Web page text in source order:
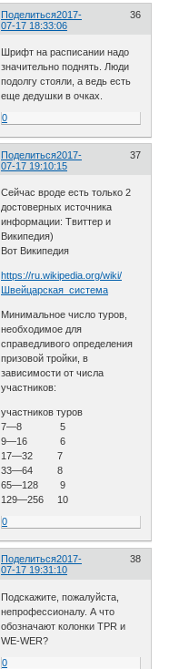
Поделиться 36
2017-
07-17 18:33:06
Шрифт на расписании надо
значительно поднять. Люди
подолгу стояли, а ведь есть
еще дедушки в очках.
0
Поделиться 37
2017-
07-17 19:10:15
Сейчас вроде есть только 2
достоверных источника
информации: Твиттер и
Википедия)
Вот Википедия
https://ru.wikipedia.org/wiki/
Швейцарская_система
Минимальное число туров,
необходимое для
справедливого определения
призовой тройки, в
зависимости от числа
участников:
участников туров
7—8 5
9—16 6
17—32 7
33—64 8
65—128 9
129—256 10
0
Поделиться 38
2017-
07-17 19:31:10
Подскажите, пожалуйста,
непрофессионалу. А что
обозначают колонки TPR и
WE-WER?
0